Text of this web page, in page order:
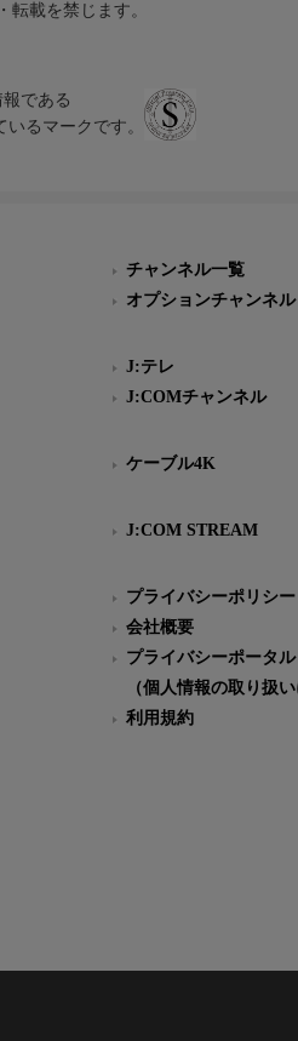
載を禁じます。
である
るマークです。
チャンネル一覧
オプションチャンネル
J:テレ
J:COMチャンネル
ケーブル4K
J:COM STREAM
プライバシーポリシー
会社概要
プライバシーポータル
（個人情報の取り扱い
利用規約